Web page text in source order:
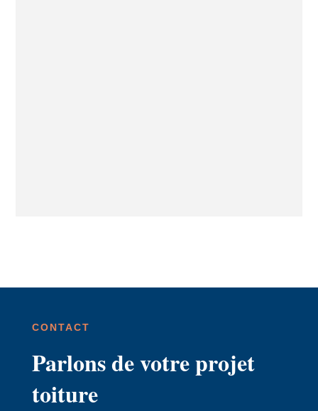
CONTACT
Parlons de votre projet
toiture